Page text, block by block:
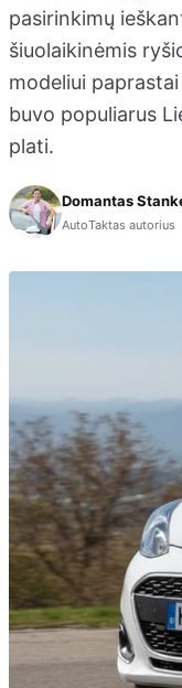
pasirinkimų
šiuolaikinėmis
modeliui
buvo populiarus
plati.
Domantas
AutoTaktas autorius